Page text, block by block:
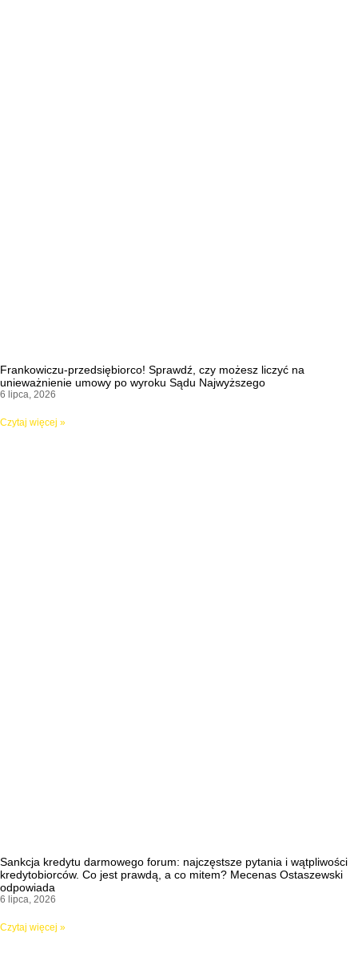
Frankowiczu-przedsiębiorco! Sprawdź, czy możesz liczyć na
unieważnienie umowy po wyroku Sądu Najwyższego
6 lipca, 2026
Czytaj więcej »
Sankcja kredytu darmowego forum: najczęstsze pytania i wątpliwości
kredytobiorców. Co jest prawdą, a co mitem? Mecenas Ostaszewski
odpowiada
6 lipca, 2026
Czytaj więcej »